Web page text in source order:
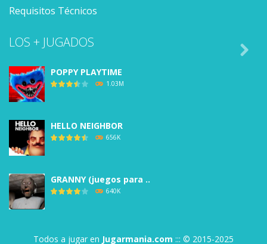
Requisitos Técnicos
LOS + JUGADOS
POPPY PLAYTIME
1.03M
HELLO NEIGHBOR
656K
GRANNY (juegos para ..
640K

Todos a jugar en Jugarmania.com ::: © 2015-2025